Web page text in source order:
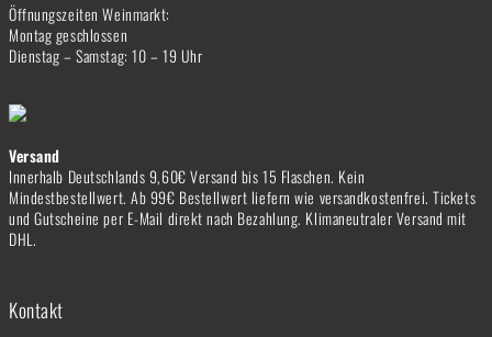
Öffnungszeiten Weinmarkt:
Montag geschlossen
Dienstag – Samstag: 10 – 19 Uhr
Versand
Innerhalb Deutschlands 9,60€ Versand bis 15 Flaschen. Kein
Mindestbestellwert. Ab 99€ Bestellwert liefern wie versandkostenfrei. Tickets
und Gutscheine per E-Mail direkt nach Bezahlung. Klimaneutraler Versand mit
DHL.
Kontakt